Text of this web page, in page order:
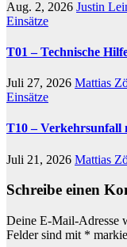
Aug. 2, 2026 Justin
Einsätze
T01 – Technische
Juli 27, 2026 Mattias
Einsätze
T10 – Verkehrsunfall
Juli 21, 2026 Mattias
Schreibe einen
Deine E-Mail-Adresse
Felder sind mit *